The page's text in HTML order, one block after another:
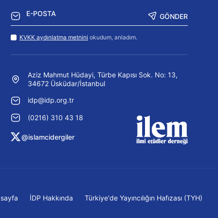
GÖNDER
KVKK aydınlatma metnini okudum, anladım.
Aziz Mahmut Hüdayi, Türbe Kapısı Sok. No: 13,
34672 Üsküdar/İstanbul
idp@idp.org.tr
(0216) 310 43 18
@islamcidergiler
İDP Hakkında Türkiye'de Yayıncılığın Hafızası (TYH)